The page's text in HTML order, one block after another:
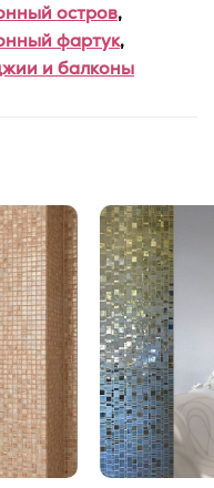
остров,
фартук,
и балконы